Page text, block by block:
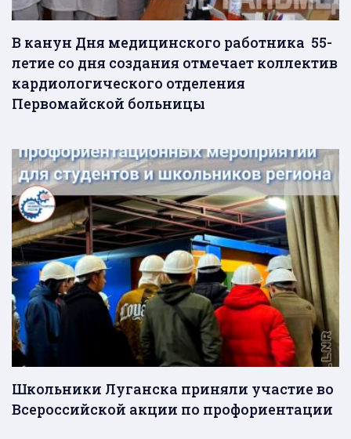
В канун Дня медицинского работника 55-
летие со дня создания отмечает коллектив
кардиологического отделения
Первомайской больницы
Школьники Луганска приняли участие во
Всероссийской акции по профориентации